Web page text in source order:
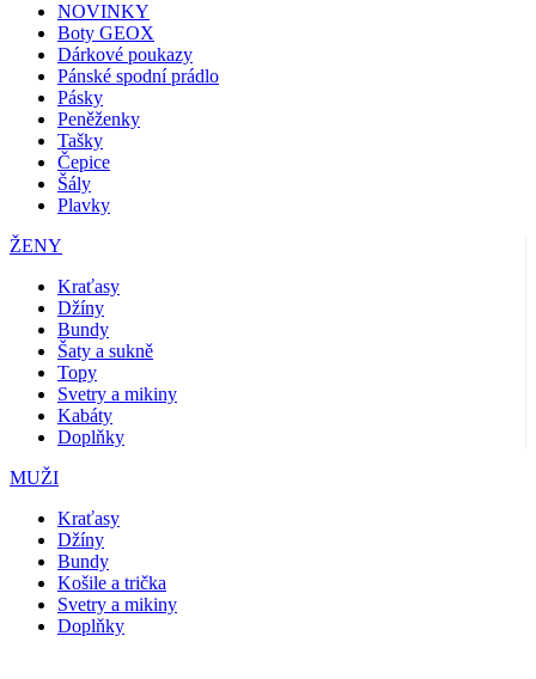
NOVINKY
Boty GEOX
Dárkové poukazy
Pánské spodní prádlo
Pásky
Peněženky
Tašky
Čepice
Šály
Plavky
ŽENY
Kraťasy
Džíny
Bundy
Šaty a sukně
Topy
Svetry a mikiny
Kabáty
Doplňky
MUŽI
Kraťasy
Džíny
Bundy
Košile a trička
Svetry a mikiny
Doplňky